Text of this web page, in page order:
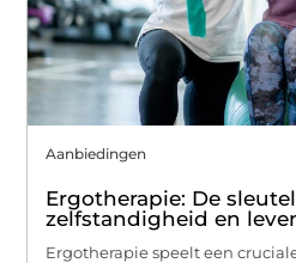
Aanbiedingen
Ergotherapie: De
zelfstandigheid en
Ergotherapie speelt een